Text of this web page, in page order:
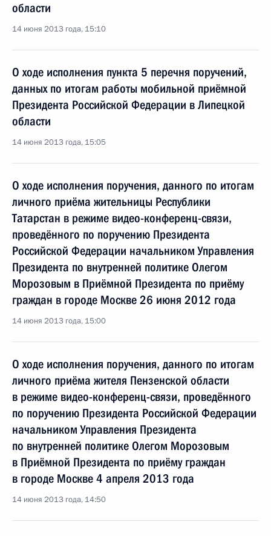
области
14 июня 2013 года, 15:10
О ходе исполнения пункта 5 перечня поручений,
данных по итогам работы мобильной приёмной
Президента Российской Федерации в Липецкой
области
14 июня 2013 года, 15:05
О ходе исполнения поручения, данного по итогам
личного приёма жительницы Республики
Татарстан в режиме видео-конференц-связи,
проведённого по поручению Президента
Российской Федерации начальником Управления
Президента по внутренней политике Олегом
Морозовым в Приёмной Президента по приёму
граждан в городе Москве 26 июня 2012 года
14 июня 2013 года, 15:00
О ходе исполнения поручения, данного по итогам
личного приёма жителя Пензенской области
в режиме видео-конференц-связи, проведённого
по поручению Президента Российской Федерации
начальником Управления Президента
по внутренней политике Олегом Морозовым
в Приёмной Президента по приёму граждан
в городе Москве 4 апреля 2013 года
14 июня 2013 года, 14:50